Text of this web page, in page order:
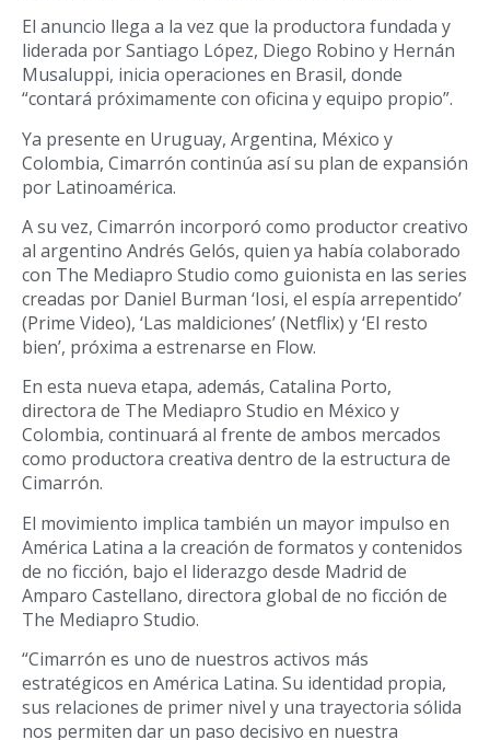
El anuncio llega a la vez que la productora fundada y
liderada por Santiago López, Diego Robino y Hernán
Musaluppi, inicia operaciones en Brasil, donde
“contará próximamente con oficina y equipo propio”.
Ya presente en Uruguay, Argentina, México y
Colombia, Cimarrón continúa así su plan de expansión
por Latinoamérica.
A su vez, Cimarrón incorporó como productor creativo
al argentino Andrés Gelós, quien ya había colaborado
con The Mediapro Studio como guionista en las series
creadas por Daniel Burman ‘Iosi, el espía arrepentido’
(Prime Video), ‘Las maldiciones’ (Netflix) y ‘El resto
bien’, próxima a estrenarse en Flow.
En esta nueva etapa, además, Catalina Porto,
directora de The Mediapro Studio en México y
Colombia, continuará al frente de ambos mercados
como productora creativa dentro de la estructura de
Cimarrón.
El movimiento implica también un mayor impulso en
América Latina a la creación de formatos y contenidos
de no ficción, bajo el liderazgo desde Madrid de
Amparo Castellano, directora global de no ficción de
The Mediapro Studio.
“Cimarrón es uno de nuestros activos más
estratégicos en América Latina. Su identidad propia,
sus relaciones de primer nivel y una trayectoria sólida
nos permiten dar un paso decisivo en nuestra